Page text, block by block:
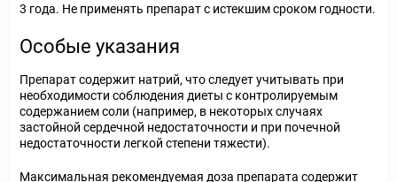
3 года. Не применять препарат с истекшим сроком годности.
Особые указания
Препарат содержит натрий, что следует учитывать при
необходимости соблюдения диеты с контролируемым
содержанием соли (например, в некоторых случаях
застойной сердечной недостаточности и при почечной
недостаточности легкой степени тяжести).
Максимальная рекомендуемая доза препарата содержит